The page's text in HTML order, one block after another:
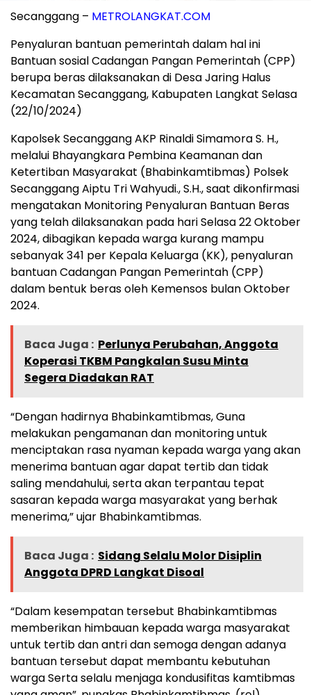
Secanggang – METROLANGKAT.COM
Penyaluran bantuan pemerintah dalam hal ini
Bantuan sosial Cadangan Pangan Pemerintah (CPP)
berupa beras dilaksanakan di Desa Jaring Halus
Kecamatan Secanggang, Kabupaten Langkat Selasa
(22/10/2024)
Kapolsek Secanggang AKP Rinaldi Simamora S. H.,
melalui Bhayangkara Pembina Keamanan dan
Ketertiban Masyarakat (Bhabinkamtibmas) Polsek
Secanggang Aiptu Tri Wahyudi., S.H., saat dikonfirmasi
mengatakan Monitoring Penyaluran Bantuan Beras
yang telah dilaksanakan pada hari Selasa 22 Oktober
2024, dibagikan kepada warga kurang mampu
sebanyak 341 per Kepala Keluarga (KK), penyaluran
bantuan Cadangan Pangan Pemerintah (CPP)
dalam bentuk beras oleh Kemensos bulan Oktober
2024.
Baca Juga : Perlunya Perubahan, Anggota
Koperasi TKBM Pangkalan Susu Minta
Segera Diadakan RAT
“Dengan hadirnya Bhabinkamtibmas, Guna
melakukan pengamanan dan monitoring untuk
menciptakan rasa nyaman kepada warga yang akan
menerima bantuan agar dapat tertib dan tidak
saling mendahului, serta akan terpantau tepat
sasaran kepada warga masyarakat yang berhak
menerima,” ujar Bhabinkamtibmas.
Baca Juga : Sidang Selalu Molor Disiplin
Anggota DPRD Langkat Disoal
“Dalam kesempatan tersebut Bhabinkamtibmas
memberikan himbauan kepada warga masyarakat
untuk tertib dan antri dan semoga dengan adanya
bantuan tersebut dapat membantu kebutuhan
warga Serta selalu menjaga kondusifitas kamtibmas